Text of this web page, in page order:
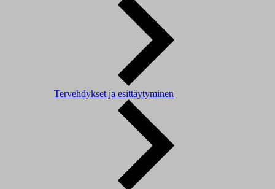
Tervehdykset ja esittäytyminen